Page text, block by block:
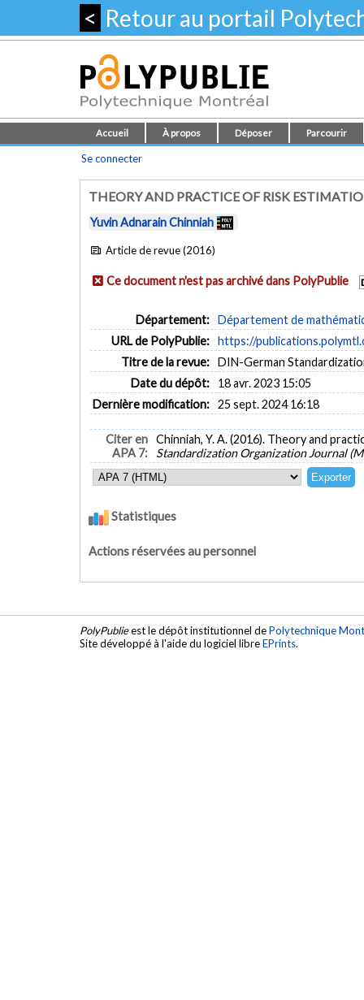
< Retour au portail
Accueil À propos Déposer Parcourir
Se connecter
THEORY AND PRACTICE OF RISK
Yuvin Adnarain Chinniah
Article de revue (2016)
Ce document n'est pas archivé dans PolyPublie
Département: Département de
URL de PolyPublie: https://
Titre de la revue: DIN-German
Date du dépôt:
18 avr. 2023 15:05
Dernière modification: 25 sept. 2024 16:18
Citer en
APA 7:
Chinniah, Y. A. (2016). Theory and
Standardization Organization Journal
Statistiques
Actions réservées au personnel
PolyPublieest le dépôt institutionnel dePolytechnique
Site développé à l'aide du logiciel libreEPrints.